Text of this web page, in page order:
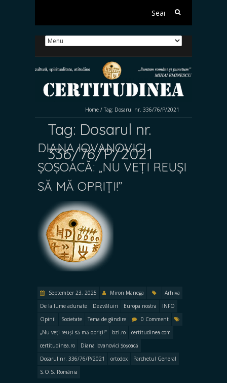
Search
Home / Tag: Dosarul nr. 336/76/P/2021
Tag: Dosarul nr.
336/76/P/2021
DIANA IOVANOVICI
ȘOȘOACĂ: „NU VEȚI REUȘI
SĂ MĂ OPRIȚI!”
September 23, 2025 Miron Manega
Arhiva
De la lume adunate
Dezvăluiri Europa nostra
INFO
Opinii
Societate Tema de gândire
0 Comment
„Nu veți reuși să mă opriți!”
bzi.ro
certitudinea.com
certitudinea.ro
Diana Iovanovici Șoșoacă
Dosarul nr. 336/76/P/2021
ortodox
Parchetul General
S.O.S. România